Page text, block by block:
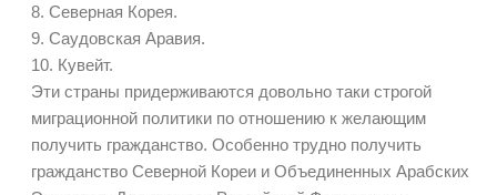
8. Северная Корея.
9. Саудовская Аравия.
10. Кувейт.
Эти страны придерживаются довольно таки строгой
миграционной политики по отношению к желающим
получить гражданство. Особенно трудно получить
гражданство Северной Кореи и Объединенных Арабских